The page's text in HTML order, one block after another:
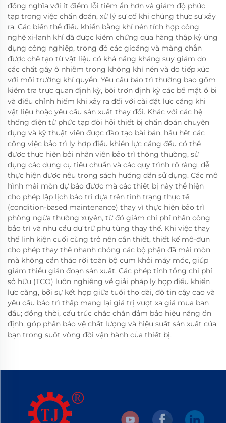
đồng nghĩa với ít điểm lỗi tiềm ẩn hơn và giảm độ phức
tạp trong việc chẩn đoán, xử lý sự cố khi chúng thực sự xảy
ra. Các biến thể điều khiển bằng khí nén tích hợp công
nghệ xi-lanh khí đã được kiểm chứng qua hàng thập kỷ ứng
dụng công nghiệp, trong đó các gioăng và màng chắn
được chế tạo từ vật liệu có khả năng kháng suy giảm do
các chất gây ô nhiễm trong không khí nén và do tiếp xúc
với môi trường khí quyển. Yêu cầu bảo trì thường bao gồm
kiểm tra trực quan định kỳ, bôi trơn định kỳ các bề mặt ổ bi
và điều chỉnh hiếm khi xảy ra đối với cài đặt lực căng khi
vật liệu hoặc yêu cầu sản xuất thay đổi. Khác với các hệ
thống điện tử phức tạp đòi hỏi thiết bị chẩn đoán chuyên
dụng và kỹ thuật viên được đào tạo bài bản, hầu hết các
công việc bảo trì ly hợp điều khiển lực căng đều có thể
được thực hiện bởi nhân viên bảo trì thông thường, sử
dụng các dụng cụ tiêu chuẩn và các quy trình rõ ràng, dễ
thực hiện được nêu trong sách hướng dẫn sử dụng. Các mô
hình mài mòn dự báo được mà các thiết bị này thể hiện
cho phép lập lịch bảo trì dựa trên tình trạng thực tế
(condition-based maintenance) thay vì thực hiện bảo trì
phòng ngừa thường xuyên, từ đó giảm chi phí nhân công
bảo trì và nhu cầu dự trữ phụ tùng thay thế. Khi việc thay
thế linh kiện cuối cùng trở nên cần thiết, thiết kế mô-đun
cho phép thay thế nhanh chóng các bộ phận đã mài mòn
mà không cần tháo rời toàn bộ cụm khỏi máy móc, giúp
giảm thiểu gián đoạn sản xuất. Các phép tính tổng chi phí
sở hữu (TCO) luôn nghiêng về giải pháp ly hợp điều khiển
lực căng, bởi sự kết hợp giữa tuổi thọ dài, độ tin cậy cao và
yêu cầu bảo trì thấp mang lại giá trị vượt xa giá mua ban
đầu; đồng thời, cấu trúc chắc chắn đảm bảo hiệu năng ổn
định, góp phần bảo vệ chất lượng và hiệu suất sản xuất của
bạn trong suốt vòng đời vận hành của thiết bị.